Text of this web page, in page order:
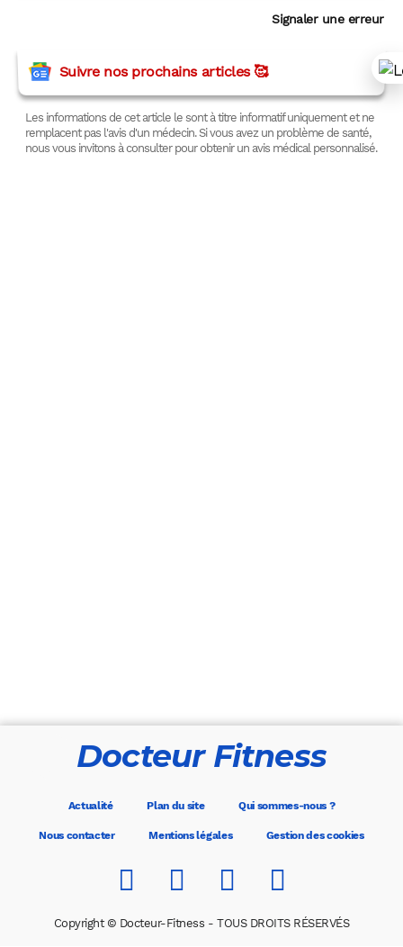
Signaler une erreur
Suivre nos prochains articles 🥰
Les informations de cet article le sont à titre informatif uniquement et ne
remplacent pas l'avis d'un médecin. Si vous avez un problème de santé,
nous vous invitons à consulter pour obtenir un avis médical personnalisé.
Docteur Fitness
Actualité Plan du site Qui sommes-nous ?
Nous contacter Mentions légales Gestion des cookies
Copyright © Docteur-Fitness - TOUS DROITS RÉSERVÉS